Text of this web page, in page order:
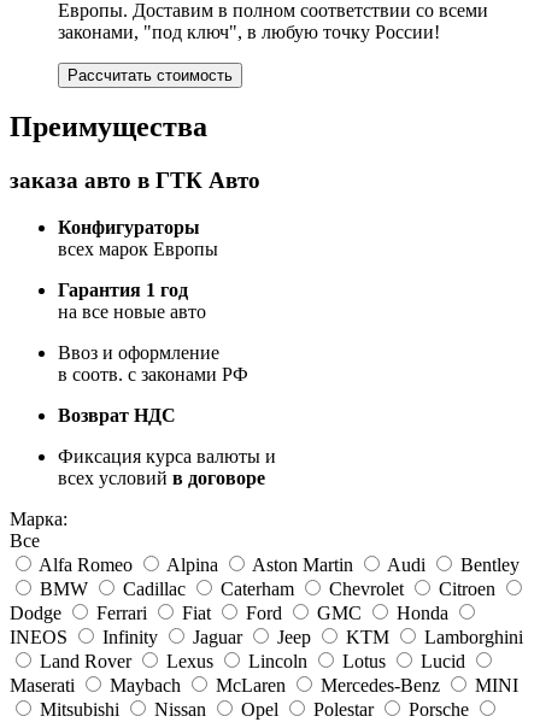
Европы. Доставим в полном соответствии со всеми
законами, "под ключ", в любую точку России!
Рассчитать стоимость
Преимущества
заказа авто в ГТК Авто
Конфигураторы
всех марок Европы
Гарантия 1 год
на все новые авто
Ввоз и оформление
в соотв. с законами РФ
Возврат НДС
Фиксация курса валюты и
всех условий в договоре
Марка:
Все
Alfa Romeo
Alpina Aston Martin Audi
Bentley
BMW
Cadillac Caterham Chevrolet
Citroen
Dodge
Ferrari Fiat Ford GMC
Honda
INEOS
Infinity Jaguar Jeep KTM
Lamborghini
Land Rover
Lexus Lincoln Lotus
Lucid
Maserati
Maybach McLaren Mercedes-Benz
MINI
Mitsubishi
Nissan Opel Polestar
Porsche